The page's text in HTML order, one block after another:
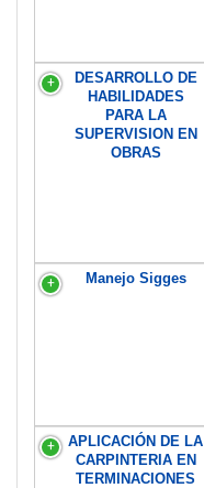
DESARROLLO DE
HABILIDADES
PARA LA
SUPERVISION EN
OBRAS
Manejo Sigges
APLICACIÓN DE LA
CARPINTERIA EN
TERMINACIONES